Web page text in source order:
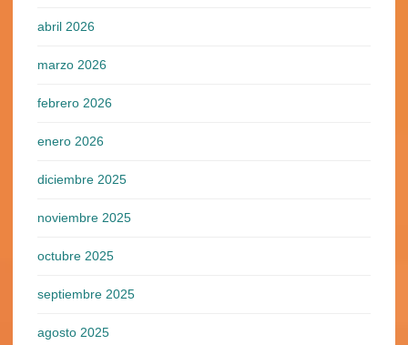
abril 2026
marzo 2026
febrero 2026
enero 2026
diciembre 2025
noviembre 2025
octubre 2025
septiembre 2025
agosto 2025